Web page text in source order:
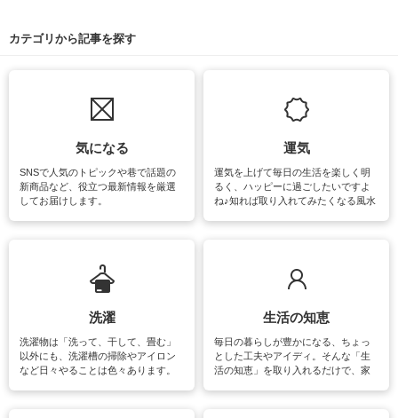
カテゴリから記事を探す
気になる
SNSで人気のトピックや巷で話題の
新商品など、役立つ最新情報を厳選
してお届けします。
運気
運気を上げて毎日の生活を楽しく明
るく、ハッピーに過ごしたいですよ
ね♪知れば取り入れてみたくなる風水
洗濯
洗濯物は「洗って、干して、畳む」
以外にも、洗濯槽の掃除やアイロン
など日々やることは色々あります。
生活の知恵
毎日の暮らしが豊かになる、ちょっ
とした工夫やアイディ。そんな「生
活の知恵」を取り入れるだけで、家